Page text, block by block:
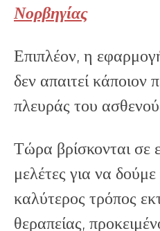
Νορβηγίας
Επιπλέον, η
δεν απαιτεί κάποιον
πλευράς του
Τώρα βρίσκονται σε
μελέτες για να δούμε
καλύτερος τρόπος
θεραπείας,